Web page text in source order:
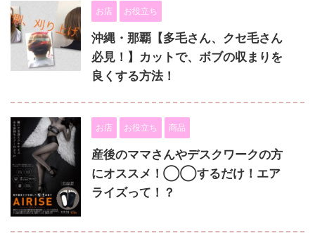
お店 お役立ち
沖縄・那覇【多毛さん、クセ毛さん
必見！】カットで、ボブの収まりを
良くする方法！
お店 お役立ち 商品
産後のママさんやデスクワークの方
にオススメ！◯◯するだけ！エア
ライズって！？